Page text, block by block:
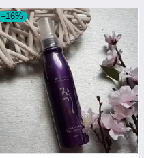
–16%